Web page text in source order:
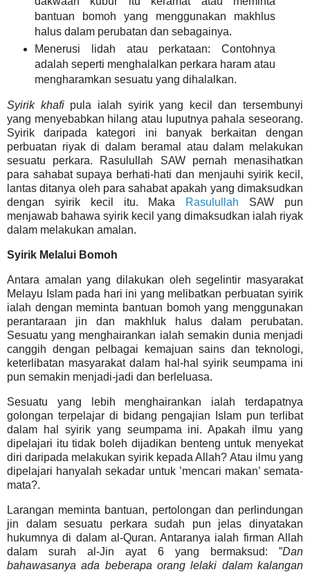
bantuan bomoh yang menggunakan makhlus
halus dalam perubatan dan sebagainya.
Menerusi lidah atau perkataan: Contohnya
adalah seperti menghalalkan perkara haram atau
mengharamkan sesuatu yang dihalalkan.
Syirik khafipula
ialah syirik yang kecil dan tersembunyi
yang menyebabkan hilang atau luputnya pahala seseorang.
Syirik daripada kategori ini banyak berkaitan dengan
perbuatan riyak di dalam beramal atau dalam melakukan
sesuatu perkara. Rasulullah SAW
pernah menasihatkan
para sahabat supaya berhati-hati dan menjauhi syirik kecil,
lantas ditanya oleh para sahabat apakah yang dimaksudkan
dengan syirik kecil itu. Maka
Rasulullah SAW pun
menjawab bahawa syirik kecil yang dimaksudkan ialah riyak
dalam melakukan amalan.
Syirik Melalui Bomoh
Antara amalan yang dilakukan oleh segelintir masyarakat
Melayu Islam pada hari ini yang melibatkan perbuatan syirik
ialah dengan meminta bantuan bomoh yang menggunakan
perantaraan jin dan makhluk halus dalam perubatan.
Sesuatu yang menghairankan ialah semakin dunia menjadi
canggih dengan pelbagai kemajuan sains dan teknologi,
keterlibatan masyarakat dalam hal-hal syirik seumpama ini
pun semakin menjadi-jadi dan berleluasa.
Sesuatu yang lebih menghairankan ialah terdapatnya
golongan terpelajar di bidang pengajian Islam pun terlibat
dalam hal syirik yang seumpama ini. Apakah ilmu yang
dipelajari itu tidak boleh dijadikan benteng untuk menyekat
diri daripada melakukan syirik kepada Allah? Atau ilmu yang
dipelajari hanyalah sekadar untuk ’mencari makan’ semata-
mata?.
Larangan meminta bantuan, pertolongan dan perlindungan
jin dalam sesuatu perkara sudah pun jelas dinyatakan
hukumnya di dalam al-Quran. Antaranya ialah firman Allah
dalam surah al-Jin ayat 6 yang bermaksud: ”Dan
bahawasanya ada beberapa orang lelaki dalam kalangan